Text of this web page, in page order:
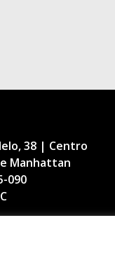
38 | Centro
Manhattan
090